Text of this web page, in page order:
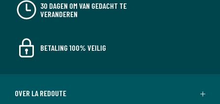
30 DAGEN OM VAN GEDACHT TE
VERANDEREN
BETALING 100% VEILIG
OVER LA REDOUTE